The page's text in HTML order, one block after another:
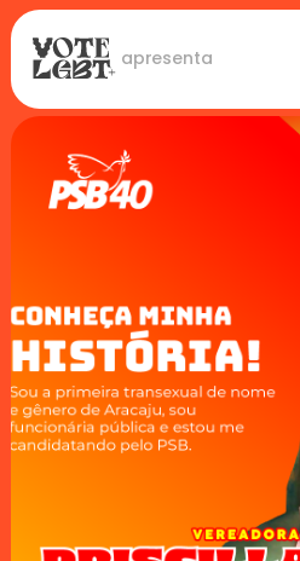
apresenta
Candidaturas
Lideranças eleitas